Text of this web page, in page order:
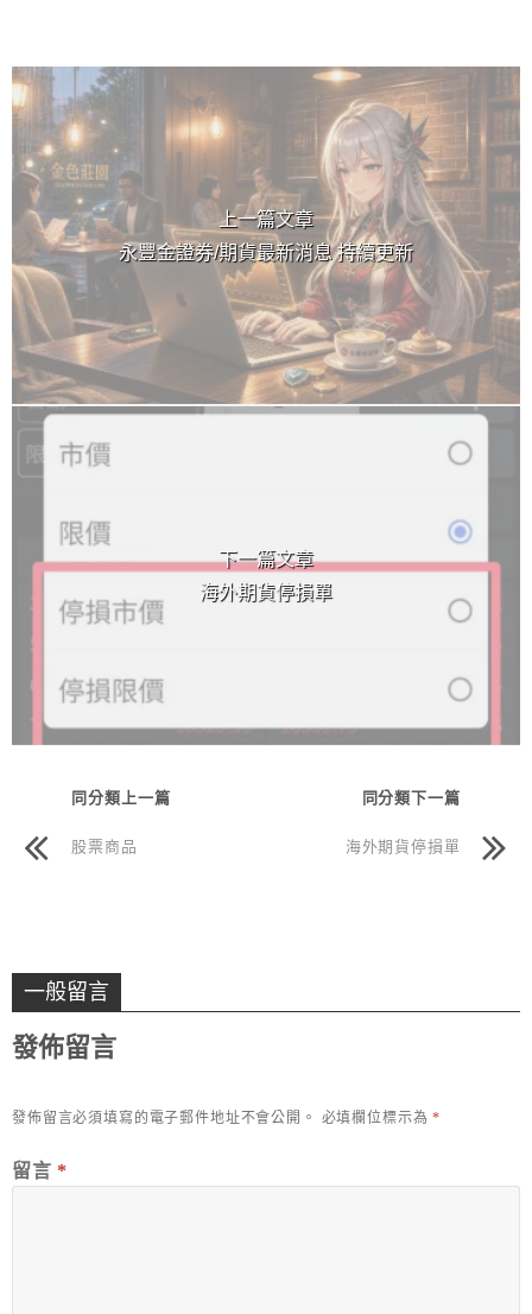
上 / 下一篇文章
上一篇文章
永豐金證券/期貨最新消息 持續更新
下一篇文章
海外期貨停損單
同分類上一篇
股票商品
同分類下一篇
海外期貨停損單
一般留言
發佈留言
發佈留言必須填寫的電子郵件地址不會公開。 必填欄位標示為*
留言 *